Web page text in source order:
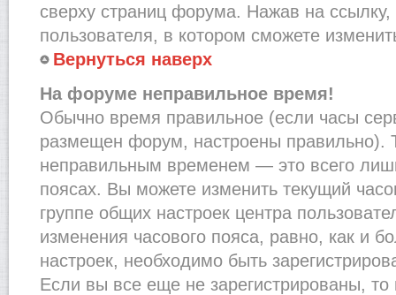
сверху страниц форума. Нажав на
пользователя, в котором сможете
Вернуться наверх
На форуме неправильное время!
Обычно время правильное (если часы
размещен форум, настроены правильно).
неправильным временем — это всего
поясах. Вы можете изменить текущий
группе общих настроек центра
изменения часового пояса, равно, как и
настроек, необходимо быть
Если вы все еще не зарегистрированы,